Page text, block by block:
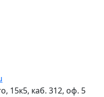
15к5, каб. 312, оф. 5